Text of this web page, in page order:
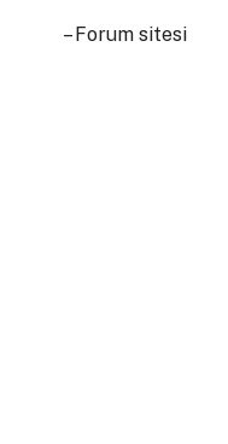
– Forum sitesi